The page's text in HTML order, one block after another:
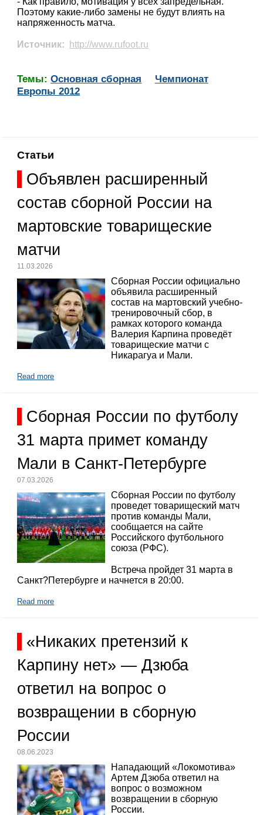
Поэтому какие-либо замены не будут влиять на
напряженность матча.
Источник: http://www.rufoot.ru
Темы:Основная сборная
Чемпионат
Европы 2012
Статьи
Объявлен расширенный
состав сборной России на
мартовские товарищеские
матчи
11.03.2026
Сборная России официально
объявила расширенный
состав на мартовский учебно-
тренировочный сбор, в
рамках которого команда
Валерия Карпина проведёт
товарищеские матчи с
Никарагуа и Мали.
Read more
Сборная России по футболу
31 марта примет команду
Мали в Санкт-Петербурге
07.03.2026
Сборная России по футболу
проведет товарищеский матч
против команды Мали,
сообщается на сайте
Российского футбольного
союза (РФС).
Встреча пройдет 31 марта в
Санкт?Петербурге и начнется в 20:00.
Read more
«Никаких претензий к
Карпину нет» — Дзюба
ответил на вопрос о
возвращении в сборную
России
08.06.2023
Нападающий «Локомотива»
Артем Дзюба ответил на
вопрос о возможном
возвращении в сборную
России.